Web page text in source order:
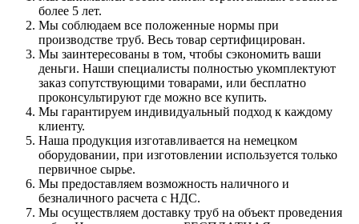
более 5 лет.
Мы соблюдаем все положенные нормы при
производстве труб. Весь товар сертифицирован.
Мы заинтересованы в том, чтобы сэкономить ваши
деньги. Наши специалисты полностью укомплектуют
заказ сопутствующими товарами, или бесплатно
проконсультируют где можно все купить.
Мы гарантируем индивидуальный подход к каждому
клиенту.
Наша продукция изготавливается на немецком
оборудовании, при изготовлении используется только
первичное сырье.
Мы предоставляем возможность наличного и
безналичного расчета с НДС.
Мы осуществляем доставку труб на объект проведения